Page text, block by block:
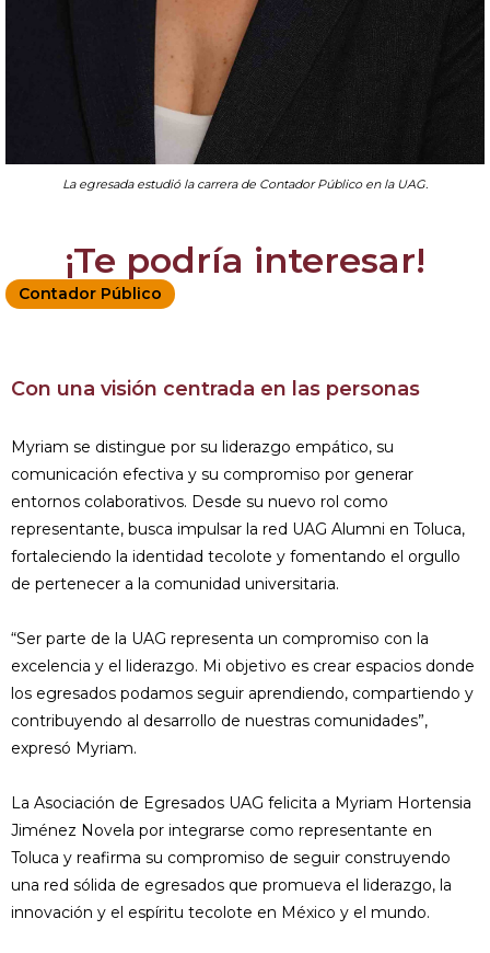
La egresada estudió la carrera de Contador Público en la UAG.
¡Te podría interesar!
Contador Público
Con una visión centrada en las personas
Myriam se distingue por su liderazgo empático, su
comunicación efectiva y su compromiso por generar
entornos colaborativos. Desde su nuevo rol como
representante, busca impulsar la red UAG Alumni en Toluca,
fortaleciendo la identidad tecolote y fomentando el orgullo
de pertenecer a la comunidad universitaria.
“Ser parte de la UAG representa un compromiso con la
excelencia y el liderazgo. Mi objetivo es crear espacios donde
los egresados podamos seguir aprendiendo, compartiendo y
contribuyendo al desarrollo de nuestras comunidades”,
expresó Myriam.
La Asociación de Egresados UAG felicita a Myriam Hortensia
Jiménez Novela por integrarse como representante en
Toluca y reafirma su compromiso de seguir construyendo
una red sólida de egresados que promueva el liderazgo, la
innovación y el espíritu tecolote en México y el mundo.